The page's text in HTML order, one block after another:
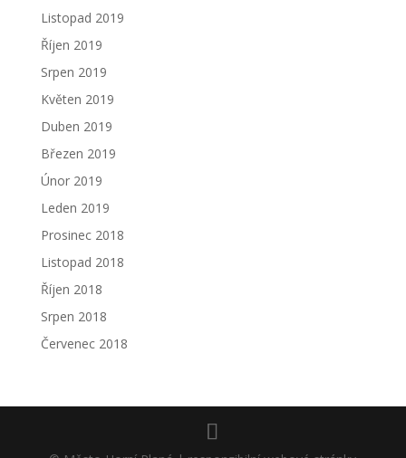
Listopad 2019
Říjen 2019
Srpen 2019
Květen 2019
Duben 2019
Březen 2019
Únor 2019
Leden 2019
Prosinec 2018
Listopad 2018
Říjen 2018
Srpen 2018
Červenec 2018